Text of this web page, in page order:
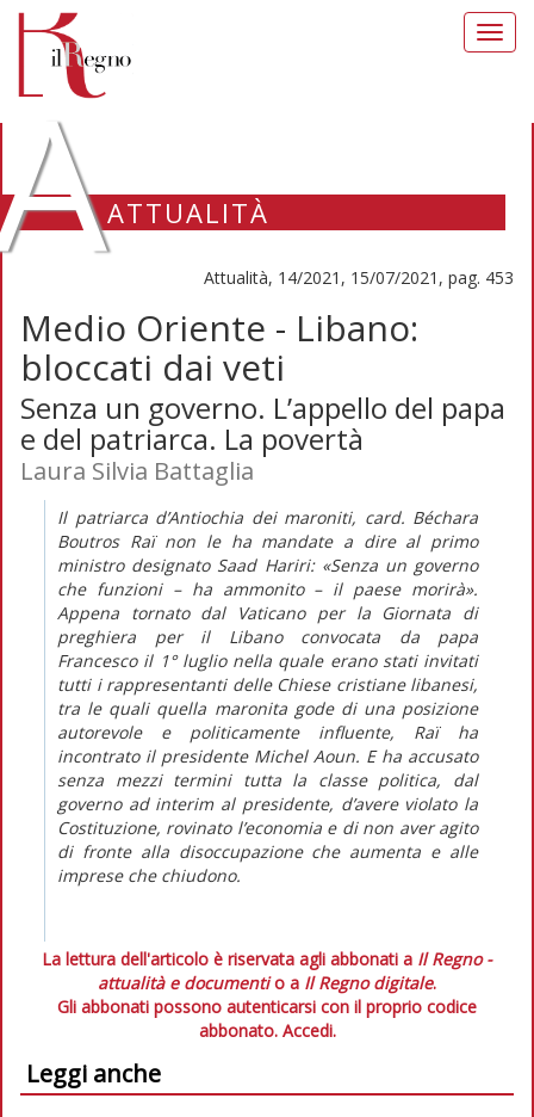
ATTUALITÀ
Attualità, 14/2021, 15/07/2021, pag. 453
Medio Oriente - Libano:
bloccati dai veti
Senza un governo. L’appello del papa
e del patriarca. La povertà
Laura Silvia Battaglia
Il patriarca d’Antiochia dei maroniti, card. Béchara
Boutros Raï non le ha mandate a dire al primo
ministro designato Saad Hariri: «Senza un governo
che funzioni – ha ammonito – il paese morirà».
Appena tornato dal Vaticano per la Giornata di
preghiera per il Libano convocata da papa
Francesco il 1° luglio nella quale erano stati invitati
tutti i rappresentanti delle Chiese cristiane libanesi,
tra le quali quella maronita gode di una posizione
autorevole e politicamente influente, Raï ha
incontrato il presidente Michel Aoun. E ha accusato
senza mezzi termini tutta la classe politica, dal
governo ad interimal presidente, d’avere violato la
Costituzione, rovinato l’economia e di non aver agito
di fronte alla disoccupazione che aumenta e alle
imprese che chiudono.
La lettura dell'articolo è riservata agli abbonati a Il Regno -
attualità e documentio a Il Regno digitale.
Gli abbonati possono autenticarsi con il proprio codice
abbonato. Accedi.
Leggi anche